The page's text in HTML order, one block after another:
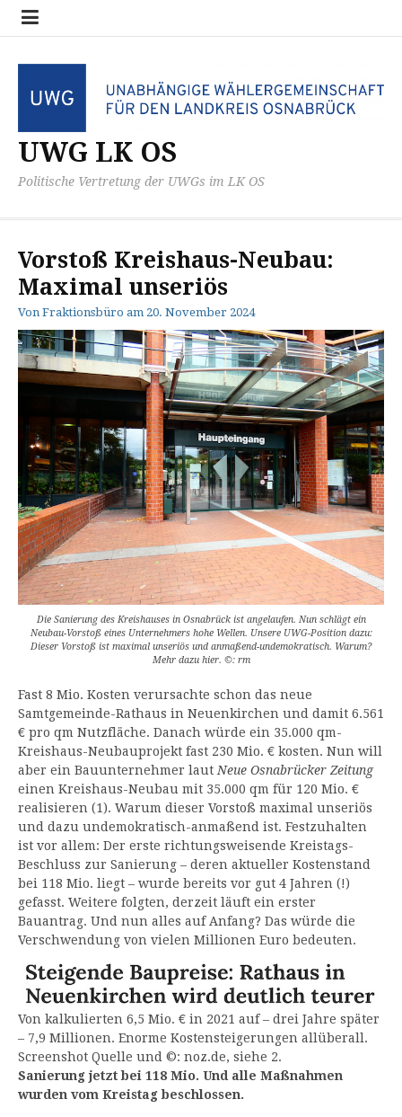
Zum
Inhalt
UWG LK OS
Politische Vertretung der UWGs im LK OS
Vorstoß Kreishaus-Neubau:
Maximal unseriös
Von Fraktionsbüro am 20. November 2024
Die Sanierung des Kreishauses in Osnabrück ist angelaufen. Nun schlägt ein
Neubau-Vorstoß eines Unternehmers hohe Wellen. Unsere UWG-Position dazu:
Dieser Vorstoß ist maximal unseriös und anmaßend-undemokratisch. Warum?
Mehr dazu hier. ©: rm
Fast 8 Mio. Kosten verursachte schon das neue
Samtgemeinde-Rathaus in Neuenkirchen und damit 6.561
€ pro qm Nutzfläche. Danach würde ein 35.000 qm-
Kreishaus-Neubauprojekt fast 230 Mio. € kosten. Nun will
aber ein Bauunternehmer laut Neue Osnabrücker Zeitung
einen Kreishaus-Neubau mit 35.000 qm für 120 Mio. €
realisieren (1). Warum dieser Vorstoß maximal unseriös
und dazu undemokratisch-anmaßend ist. Festzuhalten
ist vor allem: Der erste richtungsweisende Kreistags-
Beschluss zur Sanierung – deren aktueller Kostenstand
bei 118 Mio. liegt – wurde bereits vor gut 4 Jahren (!)
gefasst. Weitere folgten, derzeit läuft ein erster
Bauantrag. Und nun alles auf Anfang? Das würde die
Verschwendung von vielen Millionen Euro bedeuten.
Von kalkulierten 6,5 Mio. € in 2021 auf – drei Jahre später
– 7,9 Millionen. Enorme Kostensteigerungen allüberall.
Screenshot Quelle und ©: noz.de, siehe 2.
Sanierung jetzt bei 118 Mio. Und alle Maßnahmen
wurden vom Kreistag beschlossen.